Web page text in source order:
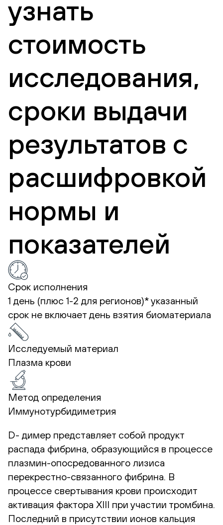
узнать
стоимость
исследования,
сроки выдачи
результатов с
расшифровкой
нормы и
показателей
Срок исполнения
1 день (плюс 1-2 для регионов)*указанный
срок не включает день взятия биоматериала
Исследуемый материал
Плазма крови
Метод определения
Иммунотурбидиметрия
D- димер представляет собой продукт
распада фибрина, образующийся в процессе
плазмин-опосредованного лизиса
перекрестно-связанного фибрина. В
процессе свертывания крови происходит
активация фактора XIII при участии тромбина.
Последний в присутствии ионов кальция